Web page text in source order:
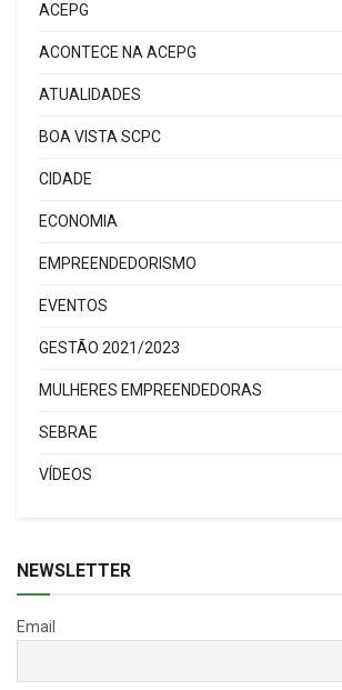
ACEPG
ACONTECE NA ACEPG
ATUALIDADES
BOA VISTA SCPC
CIDADE
ECONOMIA
EMPREENDEDORISMO
EVENTOS
GESTÃO 2021/2023
MULHERES EMPREENDEDORAS
SEBRAE
VÍDEOS
NEWSLETTER
Email